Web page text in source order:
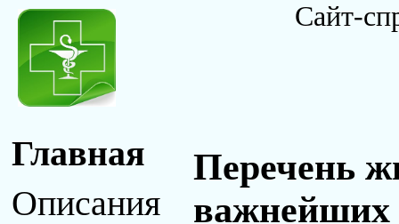
Сайт-
Главная
Описания
Перечень
важнейших